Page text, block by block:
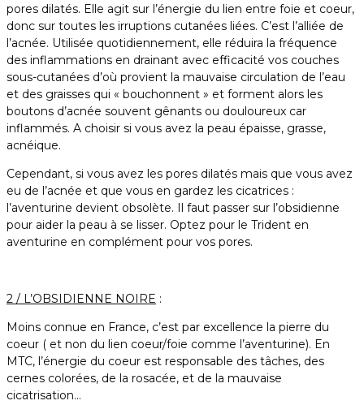
pores dilatés. Elle agit sur l’énergie du lien entre foie et coeur,
donc sur toutes les irruptions cutanées liées. C’est l’alliée de
l’acnée. Utilisée quotidiennement, elle réduira la fréquence
des inflammations en drainant avec efficacité vos couches
sous-cutanées d’où provient la mauvaise circulation de l’eau
et des graisses qui « bouchonnent » et forment alors les
boutons d’acnée souvent gênants ou douloureux car
inflammés. A choisir si vous avez la peau épaisse, grasse,
acnéique.
Cependant, si vous avez les pores dilatés mais que vous avez
eu de l’acnée et que vous en gardez les cicatrices :
l’aventurine devient obsolète. Il faut passer sur l’obsidienne
pour aider la peau à se lisser. Optez pour le Trident en
aventurine en complément pour vos pores.
2 / L’OBSIDIENNE NOIRE :
Moins connue en France, c’est par excellence la pierre du
coeur ( et non du lien coeur/foie comme l’aventurine). En
MTC, l’énergie du coeur est responsable des tâches, des
cernes colorées, de la rosacée, et de la mauvaise
cicatrisation…